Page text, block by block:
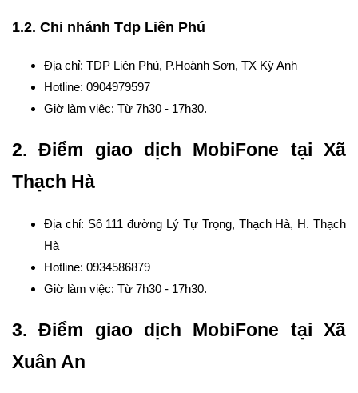
1.2. Chi nhánh Tdp Liên Phú
Địa chỉ: TDP Liên Phú, P.Hoành Sơn, TX Kỳ Anh
Hotline: 0904979597
Giờ làm việc: Từ 7h30 - 17h30.
2. Điểm giao dịch MobiFone tại Xã
Thạch Hà
Địa chỉ: Số 111 đường Lý Tự Trọng, Thạch Hà, H. Thạch
Hà
Hotline: 0934586879
Giờ làm việc: Từ 7h30 - 17h30.
3. Điểm giao dịch MobiFone tại Xã
Xuân An